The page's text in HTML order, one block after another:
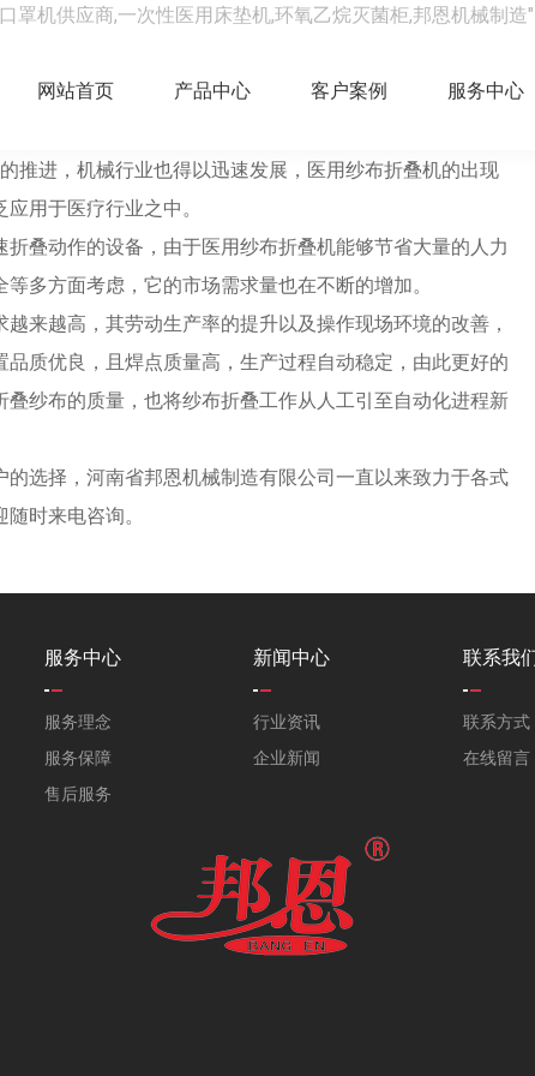
罩机供应商,一次性医用床垫机,环氧乙烷灭菌柜,邦恩机械制造
网站首页 产品中心 客户案例 服务中心
！
推进，机械行业也得以迅速发展，医用纱布折叠机的出现
用于医疗行业之中。
动作的设备，由于医用纱布折叠机能够节省大量的人力
多方面考虑，它的市场需求量也在不断的增加。
越来越高，其劳动生产率的提升以及操作现场环境的改善，
质优良，且焊点质量高，生产过程自动稳定，由此更好的
纱布的质量，也将纱布折叠工作从人工引至自动化进程新
选择，河南省邦恩机械制造有限公司一直以来致力于各式
时来电咨询。
服务中心
服务理念
服务保障
售后服务
新闻中心
行业资讯
企业新闻
联系我
联系方式
在线留言